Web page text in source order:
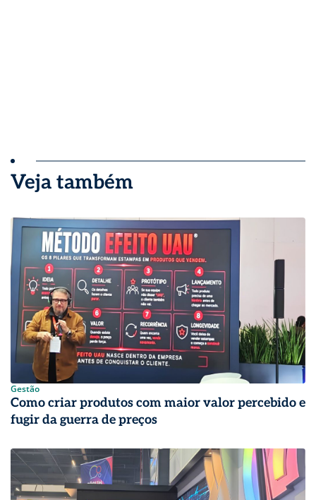
Veja também
Gestão
Como criar produtos com maior valor percebido e
fugir da guerra de preços